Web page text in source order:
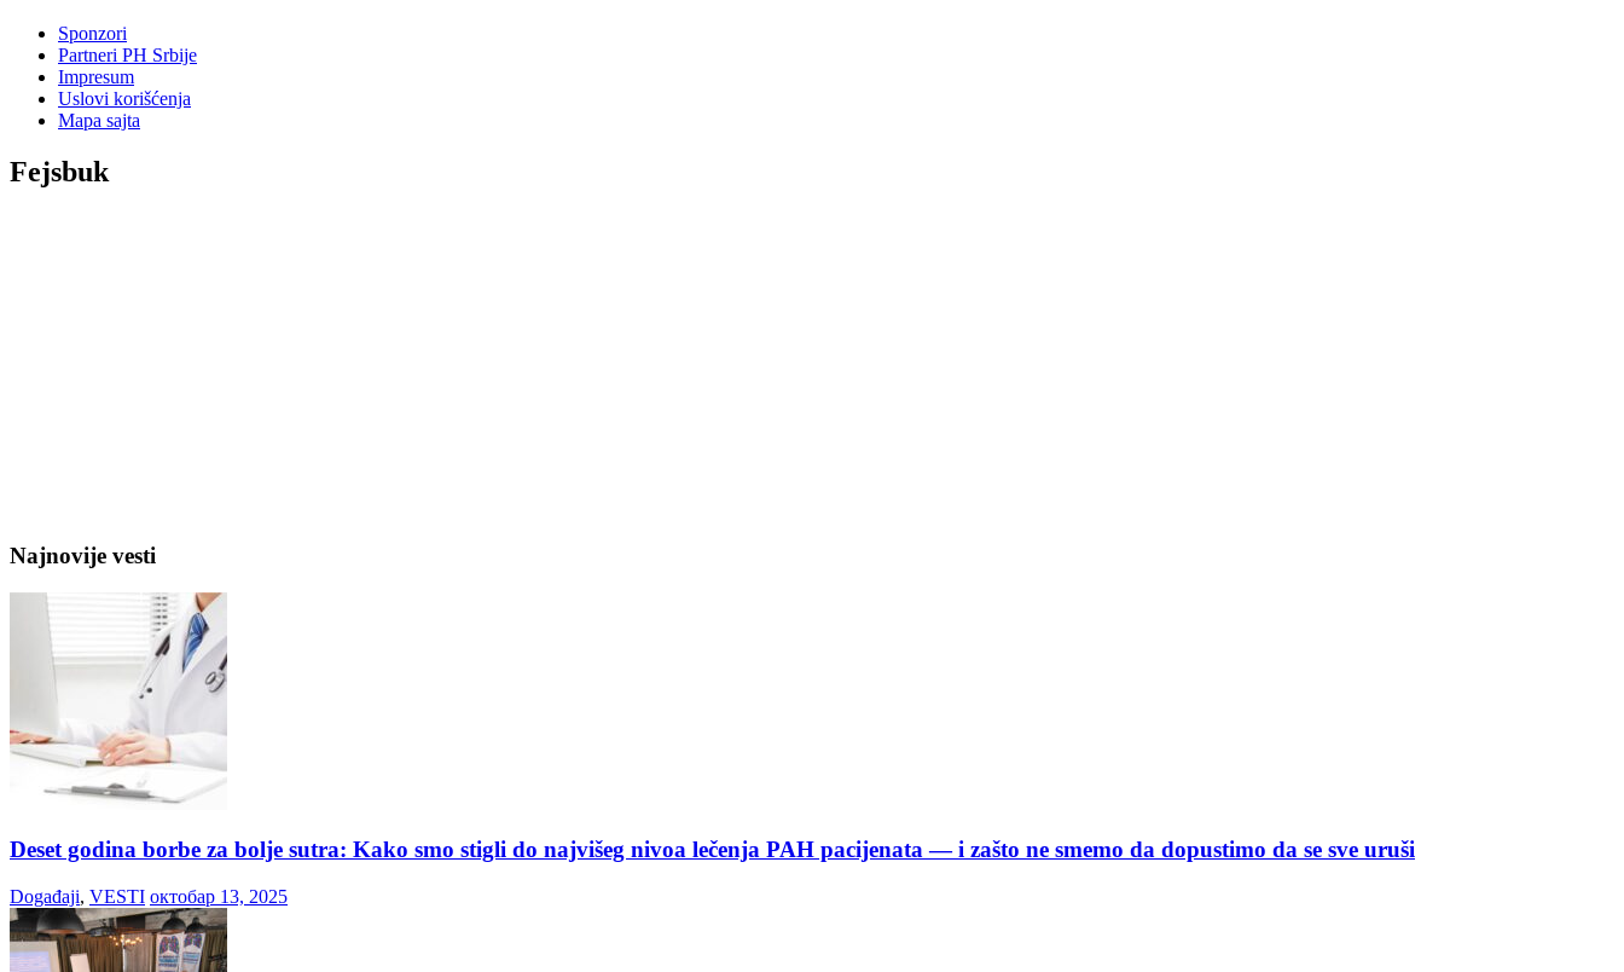
Sponzori
Partneri PH Srbije
Impresum
Uslovi korišćenja
Mapa sajta
Fejsbuk
Najnovije vesti
Deset godina borbe za bolje sutra: Kako smo stigli do najvišeg nivoa lečenja PAH pacijenata — i zašto ne smemo da dopustimo da se sve uruši
Događaji, VESTI октобар 13, 2025